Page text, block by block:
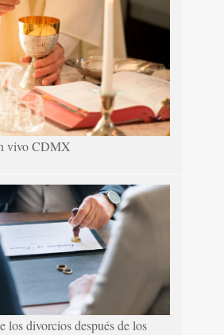
vivo CDMX
los divorcios después de los